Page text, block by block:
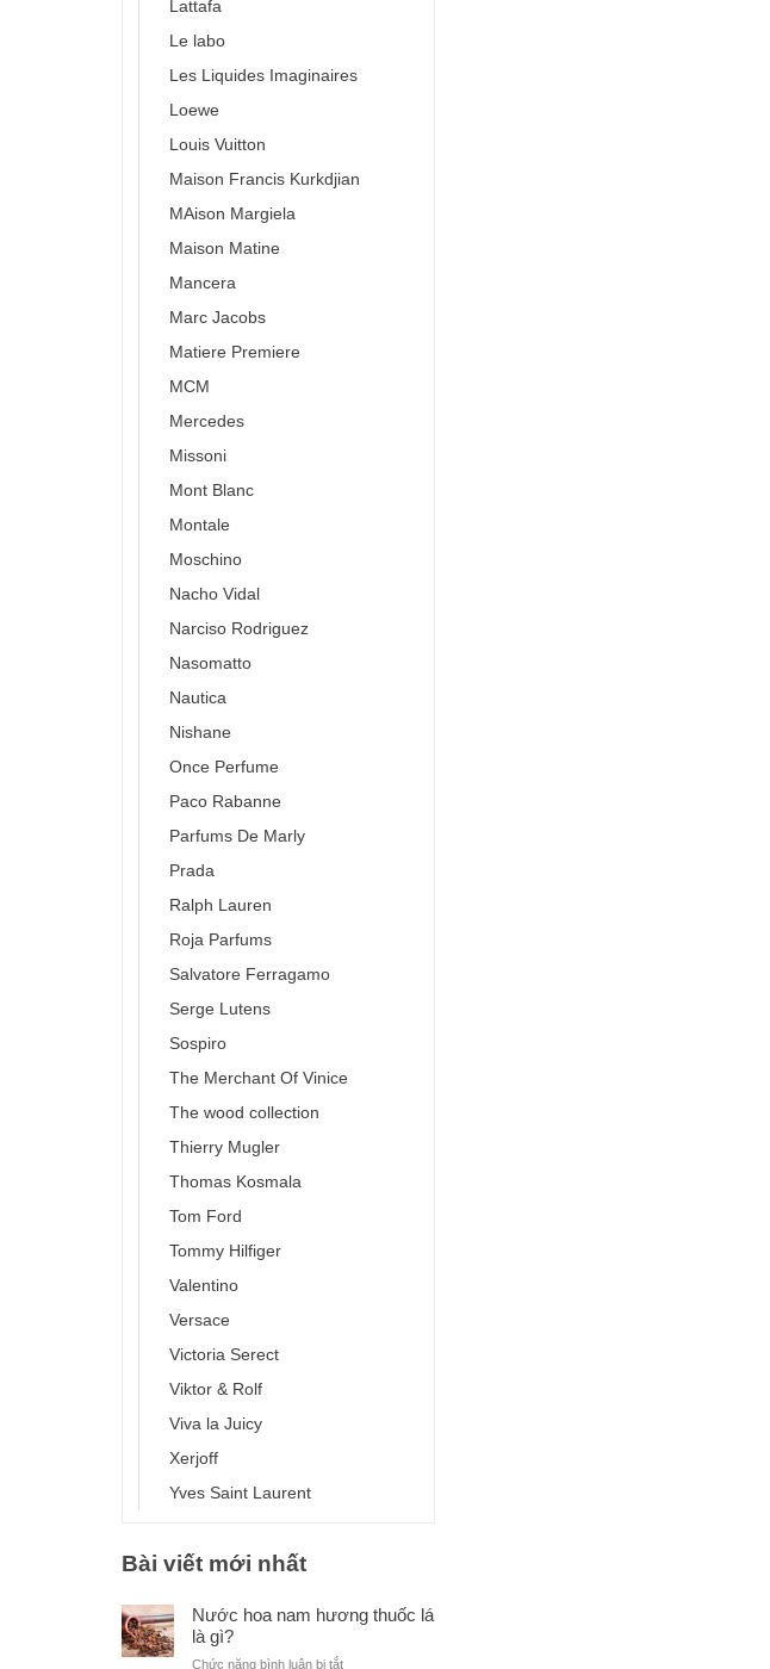
Lattafa
Le labo
Les Liquides Imaginaires
Loewe
Louis Vuitton
Maison Francis Kurkdjian
MAison Margiela
Maison Matine
Mancera
Marc Jacobs
Matiere Premiere
MCM
Mercedes
Missoni
Mont Blanc
Montale
Moschino
Nacho Vidal
Narciso Rodriguez
Nasomatto
Nautica
Nishane
Once Perfume
Paco Rabanne
Parfums De Marly
Prada
Ralph Lauren
Roja Parfums
Salvatore Ferragamo
Serge Lutens
Sospiro
The Merchant Of Vinice
The wood collection
Thierry Mugler
Thomas Kosmala
Tom Ford
Tommy Hilfiger
Valentino
Versace
Victoria Serect
Viktor & Rolf
Viva la Juicy
Xerjoff
Yves Saint Laurent
Bài viết mới nhất
Nước hoa nam hương thuốc lá
là gì?
Chức năng bình luận bị tắtở